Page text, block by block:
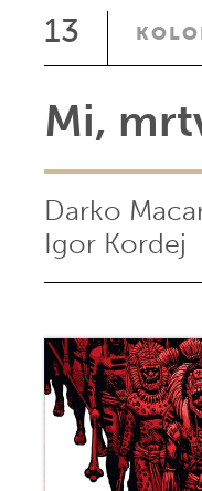
13
Mi,
Darko
Igor Kordej